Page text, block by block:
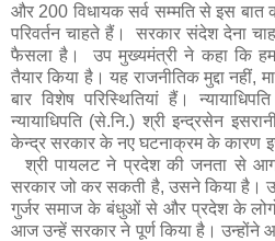
और 200 विधायक सर्व सम्मति से इस
परिवर्तन चाहते हैं। सरकार संदेश देना
फैसला है। उप मुख्यमंत्री ने कहा कि
तैयार किया है। यह राजनीतिक मुद्दा नहीं,
बार विशेष परिस्थितियां हैं।
न्यायाधिपति (से.नि.) श्री इन्द्रसेन
केन्द्र सरकार के नए घटनाक्रम के कारण
श्री पायलट ने प्रदेश की जनता से
सरकार जो कर सकती है, उसने किया है।
गुर्जर समाज के बंधुओं से और प्रदेश के
आज उन्हें सरकार ने पूर्ण किया है। उन्होंने